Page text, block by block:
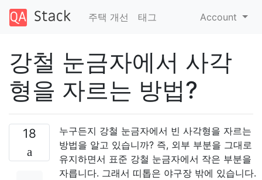
주택 개선 태그 Account
강철 눈금자에서 사각
형을 자르는 방법?
18
누구든지 강철 눈금자에서 빈 사각형을 자르는
방법을 알고 있습니까? 즉, 외부 부분을 그대로
유지하면서 표준 강철 눈금자에서 작은 부분을
자릅니다. 그래서 띠톱은 야구장 밖에 있습니다.